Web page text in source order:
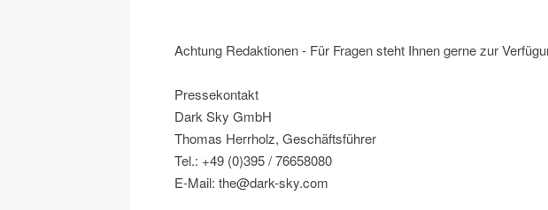
Achtung Redaktionen - Für Fragen steht Ihnen gerne zur
Pressekontakt
Dark Sky GmbH
Thomas Herrholz, Geschäftsführer
Tel.: +49 (0)395 / 76658080
E-Mail: the@dark-sky.com